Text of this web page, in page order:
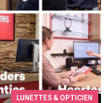
LUNETTES & OPTICIEN